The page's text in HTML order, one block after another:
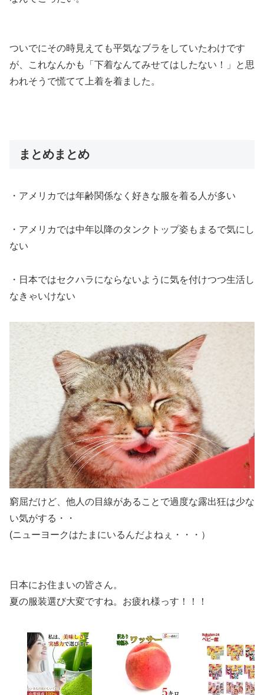
ついでにその時見えても平気なブラをしていたわけです
が、これなんかも「下着なんてみせてはしたない！」と思
われそうで慌てて上着を着ました。
まとめまとめ
・アメリカでは年齢関係なく好きな服を着る人が多い
・アメリカでは中年以降のタンクトップ姿もまるで気にし
ない
・日本ではセクハラにならないように気を付けつつ生活し
なきゃいけない
窮屈だけど、他人の目線があることで過度な露出狂は少な
い気がする・・
(ニューヨークはたまにいるんだよねぇ・・・）
日本にお住まいの皆さん。
夏の服装選び大変ですね。お疲れ様っす！！！